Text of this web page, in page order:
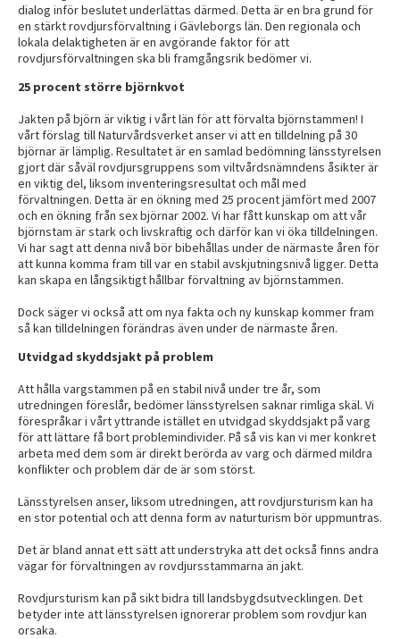
dialog inför beslutet underlättas därmed. Detta är en bra grund för
en stärkt rovdjursförvaltning i Gävleborgs län. Den regionala och
lokala delaktigheten är en avgörande faktor för att
rovdjursförvaltningen ska bli framgångsrik bedömer vi.
25 procent större björnkvot
Jakten på björn är viktig i vårt län för att förvalta björnstammen! I
vårt förslag till Naturvårdsverket anser vi att en tilldelning på 30
björnar är lämplig. Resultatet är en samlad bedömning länsstyrelsen
gjort där såväl rovdjursgruppens som viltvårdsnämndens åsikter är
en viktig del, liksom inventeringsresultat och mål med
förvaltningen. Detta är en ökning med 25 procent jämfört med 2007
och en ökning från sex björnar 2002. Vi har fått kunskap om att vår
björnstam är stark och livskraftig och därför kan vi öka tilldelningen.
Vi har sagt att denna nivå bör bibehållas under de närmaste åren för
att kunna komma fram till var en stabil avskjutningsnivå ligger. Detta
kan skapa en långsiktigt hållbar förvaltning av björnstammen.
Dock säger vi också att om nya fakta och ny kunskap kommer fram
så kan tilldelningen förändras även under de närmaste åren.
Utvidgad skyddsjakt på problem
Att hålla vargstammen på en stabil nivå under tre år, som
utredningen föreslår, bedömer länsstyrelsen saknar rimliga skäl. Vi
förespråkar i vårt yttrande istället en utvidgad skyddsjakt på varg
för att lättare få bort problemindivider. På så vis kan vi mer konkret
arbeta med dem som är direkt berörda av varg och därmed mildra
konflikter och problem där de är som störst.
Länsstyrelsen anser, liksom utredningen, att rovdjursturism kan ha
en stor potential och att denna form av naturturism bör uppmuntras.
Det är bland annat ett sätt att understryka att det också finns andra
vägar för förvaltningen av rovdjursstammarna än jakt.
Rovdjursturism kan på sikt bidra till landsbygdsutvecklingen. Det
betyder inte att länsstyrelsen ignorerar problem som rovdjur kan
orsaka.